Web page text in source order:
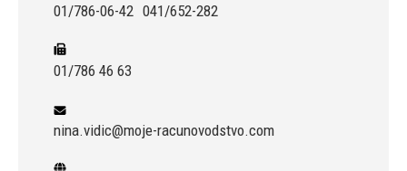
01/786-06-42 041/652-282
01/786 46 63
nina.vidic@moje-racunovodstvo.com